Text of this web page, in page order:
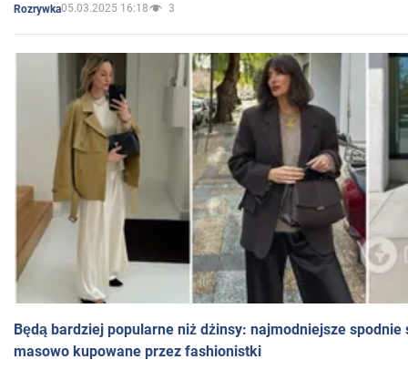
Rozrywka05.03.2025 16:18 3
Będą bardziej popularne niż dżinsy: najmodniejsze spodnie
masowo kupowane przez fashionistki